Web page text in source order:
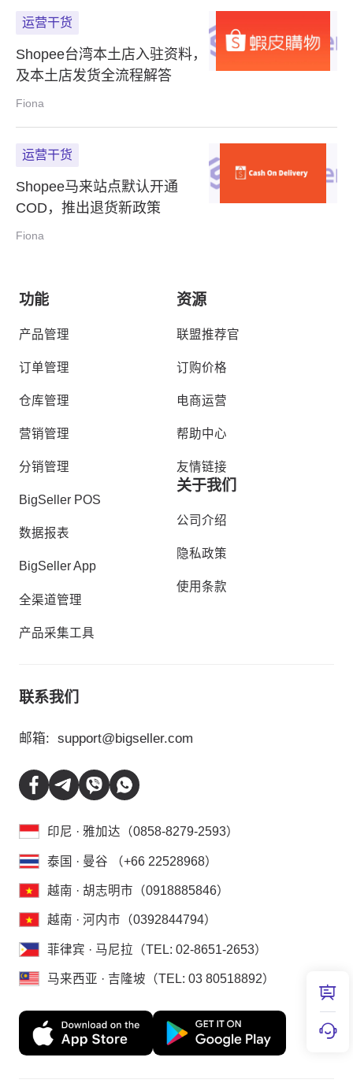
运营干货
Shopee台湾本土店入驻资料，
及本土店发货全流程解答
Fiona
运营干货
Shopee马来站点默认开通
COD，推出退货新政策
Fiona
功能
产品管理
订单管理
仓库管理
营销管理
分销管理
BigSeller POS
数据报表
BigSeller App
全渠道管理
产品采集工具
资源
联盟推荐官
订购价格
电商运营
帮助中心
友情链接
关于我们
公司介绍
隐私政策
使用条款
联系我们
邮箱: support@bigseller.com
印尼 · 雅加达（0858-8279-2593）
泰国 · 曼谷 （+66 22528968）
越南 · 胡志明市（0918885846）
越南 · 河内市（0392844794）
菲律宾 · 马尼拉（TEL: 02-8651-2653）
马来西亚 · 吉隆坡（TEL: 03 80518892）